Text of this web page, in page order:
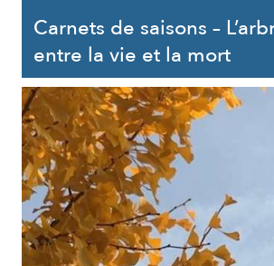
Carnets de saisons –
entre la vie et la mort